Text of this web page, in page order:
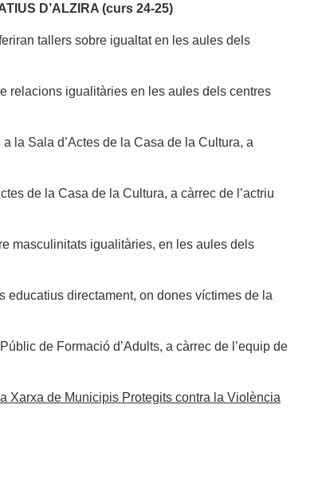
D’ALZIRA (curs 24-25)
tallers sobre igualtat en les aules dels
relacions igualitàries en les aules dels centres
la Sala d’Actes de la Casa de la Cultura, a
de la Casa de la Cultura, a càrrec de l’actriu
masculinitats igualitàries, en les aules dels
educatius directament, on dones víctimes de la
de Formació d’Adults, a càrrec de l’equip de
Xarxa de Municipis Protegits contra la Violència